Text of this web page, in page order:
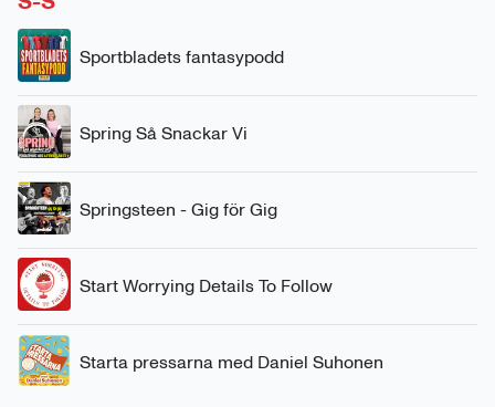
Sportbladets fantasypodd
Spring Så Snackar Vi
Springsteen - Gig för Gig
Start Worrying Details To Follow
Starta pressarna med Daniel Suhonen